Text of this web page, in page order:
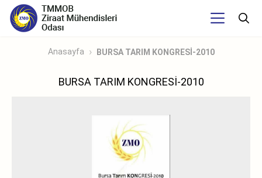
Anasayfa BURSA TARIM KONGRESİ-2010
BURSA TARIM KONGRESİ-2010